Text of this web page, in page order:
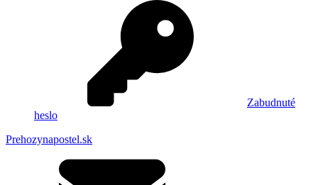
Zabudnuté
heslo
Prehozynapostel.sk